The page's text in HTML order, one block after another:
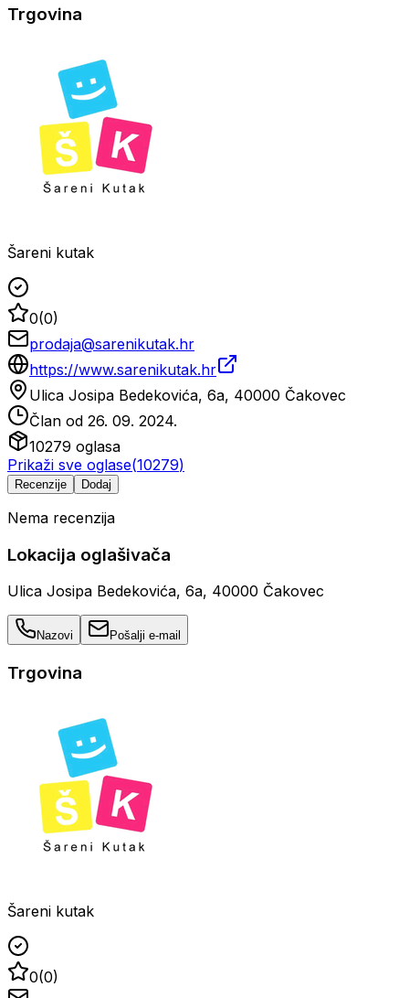
Trgovina
Šareni kutak
0(0)
prodaja@sarenikutak.hr
https://www.sarenikutak.hr
Ulica Josipa Bedekovića, 6a, 40000 Čakovec
Član od 26. 09. 2024.
10279 oglasa
Prikaži sve oglase(10279)
Recenzije Dodaj
Nema recenzija
Lokacija oglašivača
Ulica Josipa Bedekovića, 6a, 40000 Čakovec
Nazovi Pošalji e-mail
Trgovina
Šareni kutak
0(0)